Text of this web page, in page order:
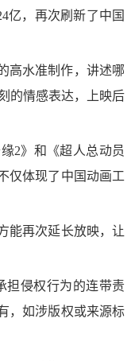
亿，再次刷新了中国
高水准制作，讲述哪
的情感表达，上映后
2》和《超人总动员
仅体现了中国动画工
能再次延长放映，让
侵权行为的连带责
，如涉版权或来源标